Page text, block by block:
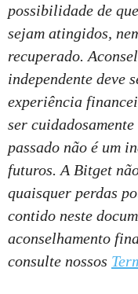
possibilidade de
sejam atingidos,
recuperado.
independente deve
experiência
ser
passado não é um
futuros. A Bitget
quaisquer perdas
contido neste
aconselhamento
consulte nossos